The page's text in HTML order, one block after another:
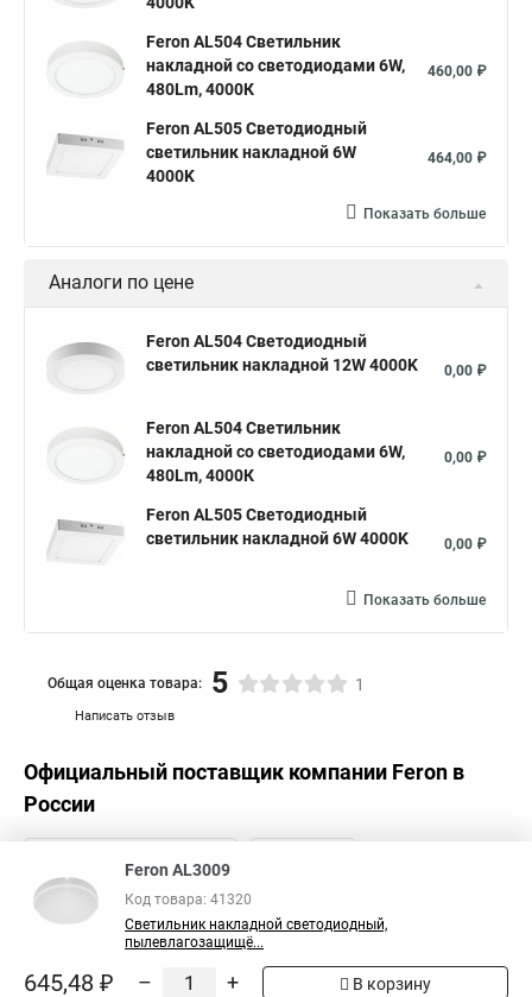
Feron AL504 Светильник
накладной со светодиодами 6W,
480Lm, 4000К
460,00 ₽
Feron AL505 Светодиодный
светильник накладной 6W
4000K
464,00 ₽
Показать больше
Аналоги по цене
Feron AL504 Светодиодный
светильник накладной 12W 4000K
0,00 ₽
Feron AL504 Светильник
накладной со светодиодами 6W,
480Lm, 4000К
0,00 ₽
Feron AL505 Светодиодный
светильник накладной 6W 4000K
0,00 ₽
Показать больше
Написать отзыв
Общая оценка товара: 5 1
Официальный поставщик компании Feron в
России
Feron AL3009
Код товара: 41320
Светильник накладной светодиодный,
пылевлагозащищё...
645,48 ₽ – + В корзину